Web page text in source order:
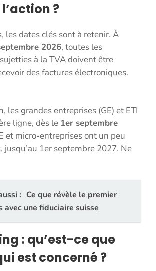
?
les dates clés sont à retenir. À
2026, toutes les
à la TVA doivent être
des factures électroniques.
les grandes entreprises (GE) et ETI
ligne, dès le 1er septembre
et micro-entreprises ont un peu
jusqu’au 1er septembre 2027. Ne
: Ce que révèle le premier
avec une fiduciaire suisse
: qu’est-ce que
est concerné ?